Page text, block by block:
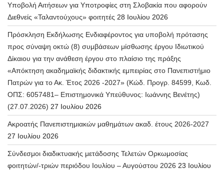
Υποβολή Αιτήσεων για Υποτροφίες στη Σλοβακία που αφορούν
Διεθνείς «Ταλαντούχους» φοιτητές 28 Ιουλίου 2026
Πρόσκληση Εκδήλωσης Ενδιαφέροντος για υποβολή πρότασης
προς σύναψη οκτώ (8) συμβάσεων μίσθωσης έργου Ιδιωτικού
Δίκαιου για την ανάθεση έργου στο πλαίσιο της πράξης
«Απόκτηση ακαδημαϊκής διδακτικής εμπειρίας στο Πανεπιστήμιο
Πατρών για το Ακ. Έτος 2026 -2027» (Κώδ. Προγρ. 84599, Κωδ.
ΟΠΣ: 6057481– Επιστημονικά Υπεύθυνος: Ιωάννης Βενέτης)
(27.07.2026) 27 Ιουλίου 2026
Ακροατής Πανεπιστημιακών μαθημάτων ακαδ. έτους 2026-2027
27 Ιουλίου 2026
Σύνδεσμοι διαδικτυακής μετάδοσης Τελετών Ορκωμοσίας
φοιτητών/-τριών περιόδου Ιουλίου – Αυγούστου 2026 23 Ιουλίου